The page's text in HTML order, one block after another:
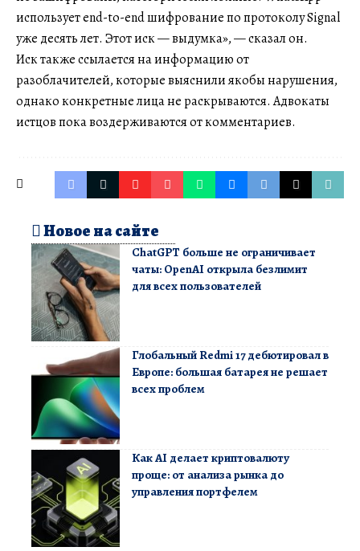
использует end-to-end шифрование по протоколу Signal
уже десять лет. Этот иск — выдумка», — сказал он.
Иск также ссылается на информацию от
разоблачителей, которые выяснили якобы нарушения,
однако конкретные лица не раскрываются. Адвокаты
истцов пока воздерживаются от комментариев.
Новое на сайте
ChatGPT больше не ограничивает
чаты: OpenAI открыла безлимит
для всех пользователей
Глобальный Redmi 17 дебютировал в
Европе: большая батарея не решает
всех проблем
Как AI делает криптовалюту
проще: от анализа рынка до
управления портфелем